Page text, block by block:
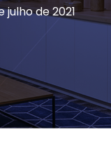
julho de 2021